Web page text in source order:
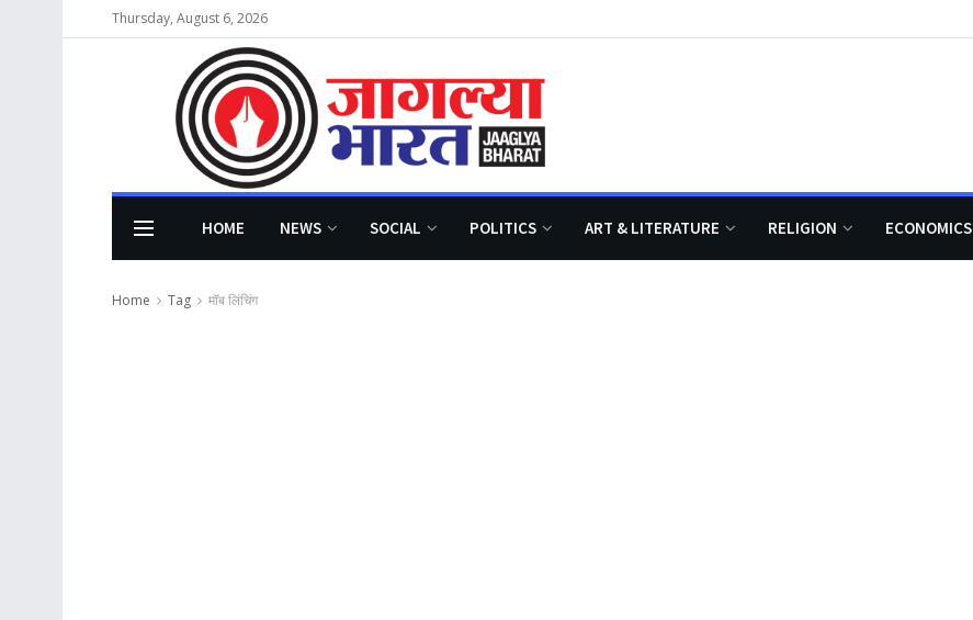
Thursday, August 6, 2026
HOME NEWS SOCIAL POLITICS ART & LITERATURE RELIGION ECONOMICS
Home Tag मॉब लिंचिंग